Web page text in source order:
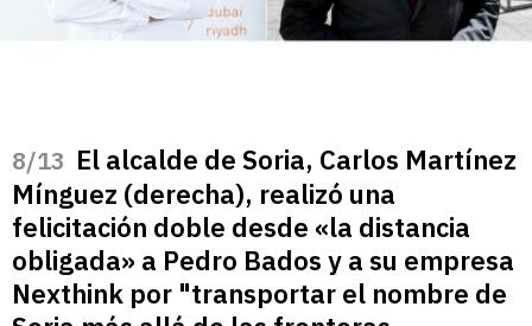
/13 El alcalde de Soria, Carlos Martínez
Mínguez (derecha), realizó una
felicitación doble desde «la distancia
obligada» a Pedro Bados y a su empresa
Nexthink por "transportar el nombre de